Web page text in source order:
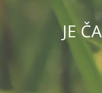
JE